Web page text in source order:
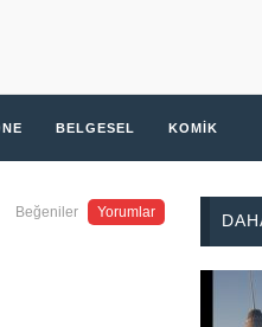
BELGESEL KOMIK
Beğeniler Yorumlar